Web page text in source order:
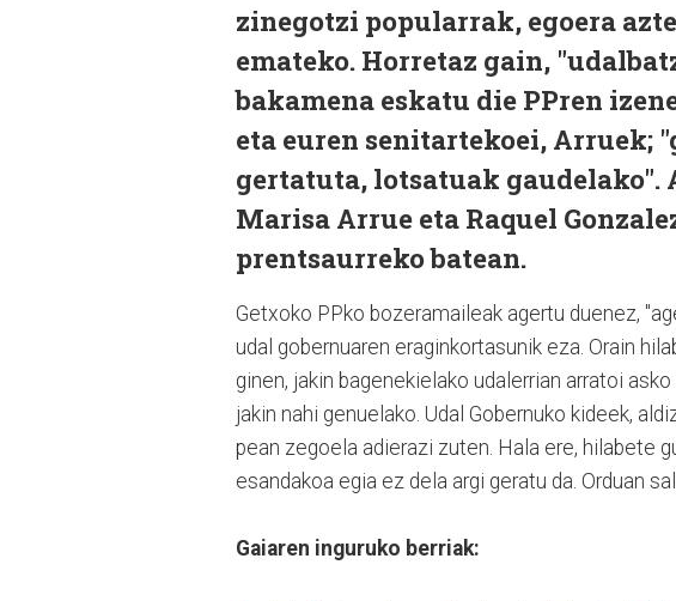
zinegotzi popularrak, egoera
emateko. Horretaz gain,
bakamena eskatu die PPren
eta euren senitartekoei, Arruek;
gertatuta, lotsatuak gaudelako".
Marisa Arrue eta Raquel
prentsaurreko batean.
Getxoko PPko bozeramaileak agertu duenez,
udal gobernuaren eraginkortasunik eza. Orain
ginen, jakin bagenekielako udalerrian arratoi
jakin nahi genuelako. Udal Gobernuko kideek,
pean zegoela adierazi zuten. Hala ere, hilabete
esandakoa egia ez dela argi geratu da. Orduan
Gaiaren inguruko berriak: